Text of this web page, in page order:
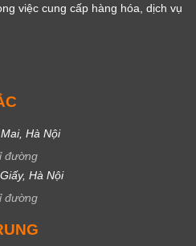
việc cung cấp hàng hóa, dịch vụ
Hà Nội
đường
Hà Nội
đường